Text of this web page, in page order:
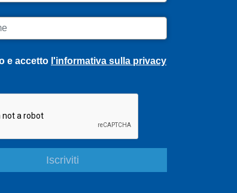
e accetto l'informativa sulla privacy